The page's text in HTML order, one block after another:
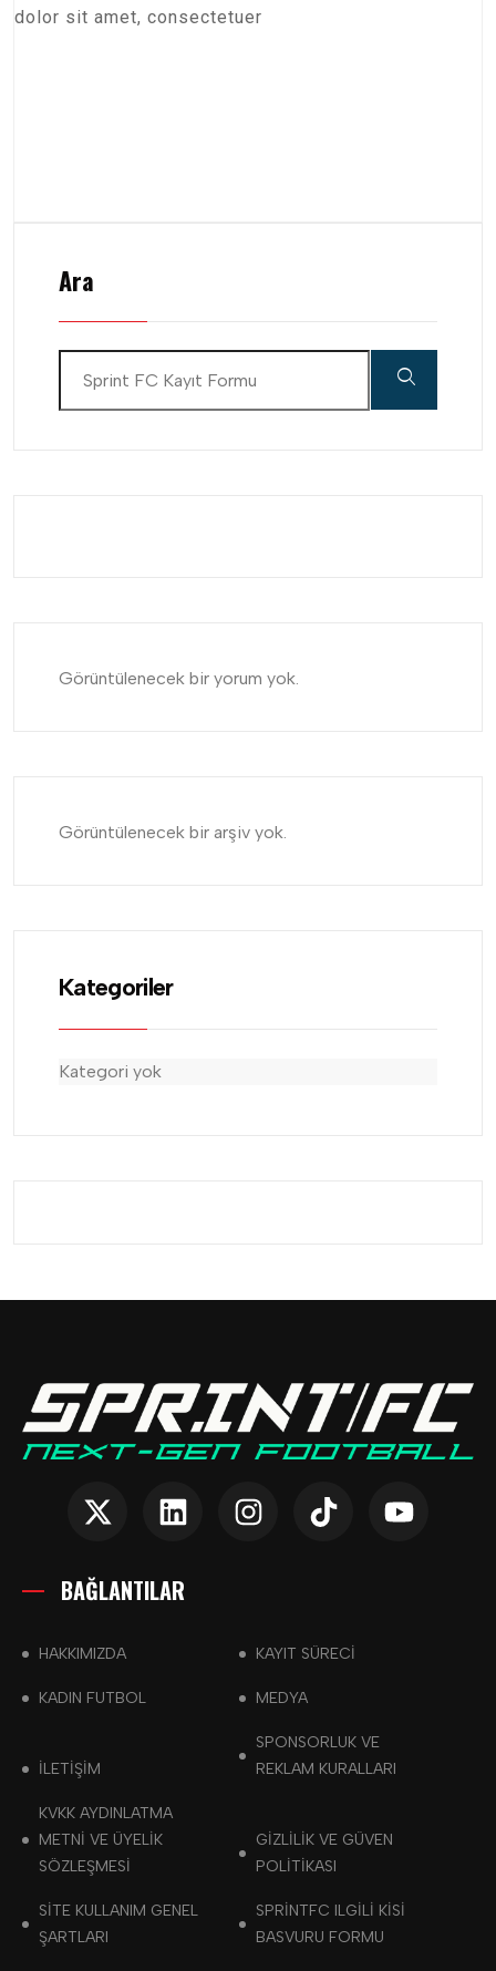
dolor sit amet, consectetuer
Ara
Görüntülenecek bir yorum yok.
Görüntülenecek bir arşiv yok.
Kategoriler
Kategori yok
BAĞLANTILAR
HAKKIMIZDA KAYIT SÜRECİ
KADIN FUTBOL MEDYA
İLETİŞİM
SPONSORLUK VE
REKLAM KURALLARI
KVKK AYDINLATMA
METNI VE ÜYELIK
SÖZLEŞMESI
GIZLILIK VE GÜVEN
POLITIKASI
SITE KULLANIM GENEL
ŞARTLARI
SPRINTFC ILGILI KISI
BASVURU FORMU